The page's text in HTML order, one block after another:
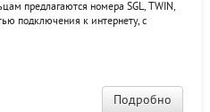
предлагаются номера SGL, TWIN,
подключения к интернету, с
и такси, прачечная, камера
Подробно